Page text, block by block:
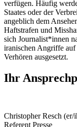
verfügen. Häufig
Staates oder der
angeblich dem
Haftstrafen und
sich Journalist*innen
iranischen Angriffe
Verhören ausgesetzt.
Ihr
Christopher Resch (er/
Referent Presse